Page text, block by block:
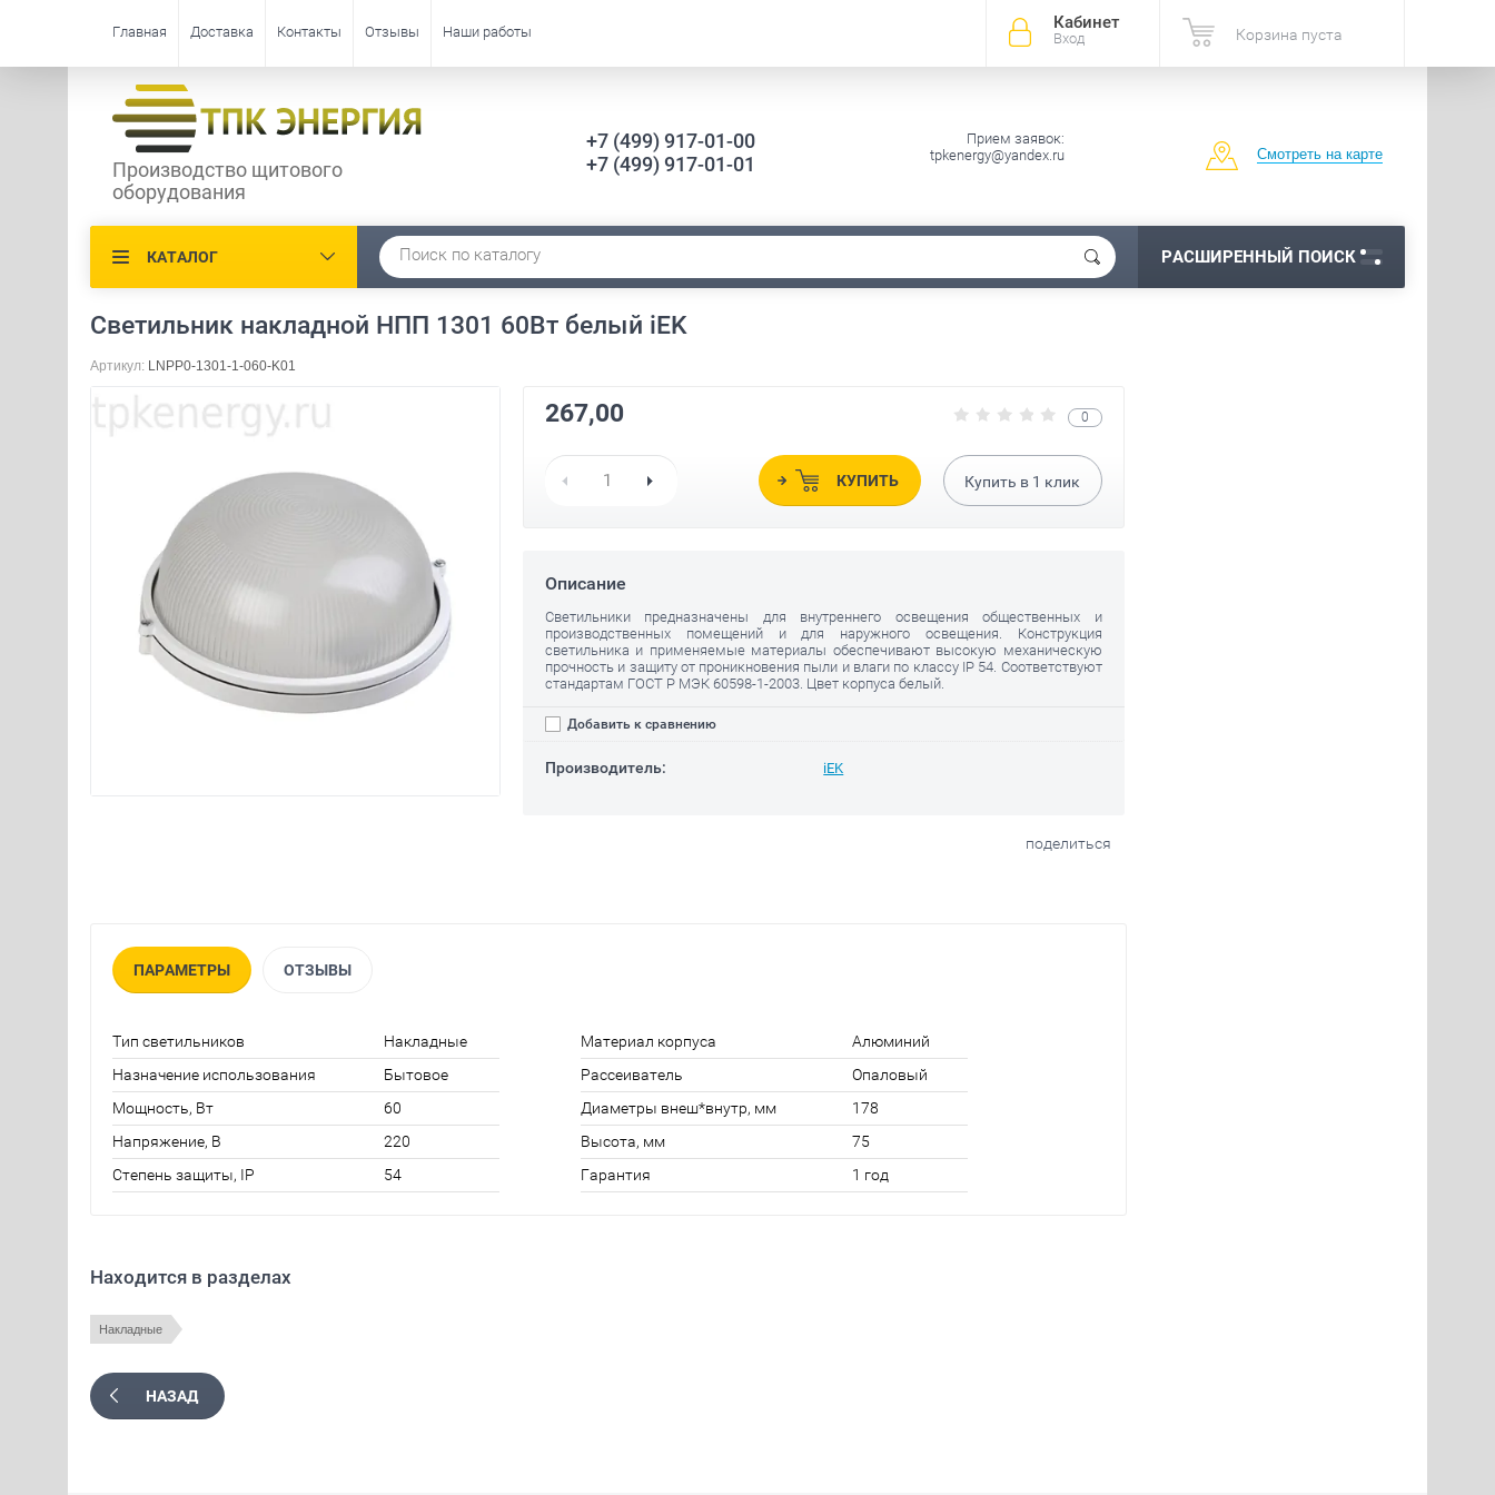
Кабинет
Вход Корзина пуста
Главная Доставка Контакты Отзывы Наши работы
Производство щитового
оборудования
+7 (499) 917-01-00
+7 (499) 917-01-01
Прием заявок:
tpkenergy@yandex.ru
Смотреть на карте
КАТАЛОГ РАСШИРЕННЫЙ ПОИСК
Светильник накладной НПП 1301 60Вт белый iEK
Артикул: LNPP0-1301-1-060-K01
0
267,00
КУПИТЬ Купить в 1 клик
Описание
Светильники предназначены для внутреннего освещения общественных и
производственных помещений и для наружного освещения. Конструкция
светильника и применяемые материалы обеспечивают высокую механическую
прочность и защиту от проникновения пыли и влаги по классу IP 54. Соответствуют
стандартам ГОСТ Р МЭК 60598-1-2003. Цвет корпуса белый.
Добавить к сравнению
Производитель: iEK
поделиться
ПАРАМЕТРЫ ОТЗЫВЫ
Тип светильников
Накладные
Назначение использования
Бытовое
Мощность, Вт
60
Напряжение, В
220
Степень защиты, IP
54
Материал корпуса
Алюминий
Рассеиватель
Опаловый
Диаметры внеш*внутр, мм
178
Высота, мм
75
Гарантия
1 год
Находится в разделах
Накладные
НАЗАД